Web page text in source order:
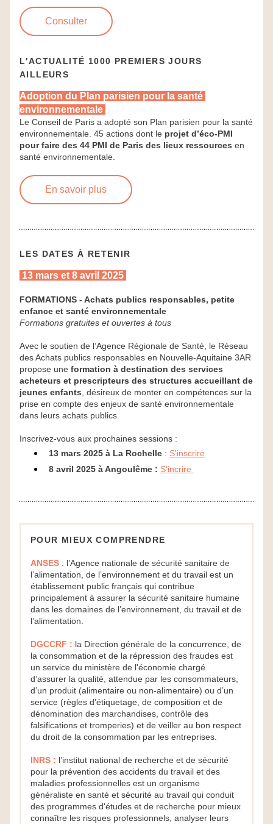
Consulter
L'ACTUALITÉ 1000 PREMIERS JOURS
AILLEURS
Adoption du Plan parisien pour la santé
environnementale
Le Conseil de Paris a adopté son Plan parisien pour la santé
environnementale. 45 actions dont le projet d’éco-PMI
pour faire des 44 PMI de Paris des lieux ressources en
santé environnementale.
En savoir plus
LES DATES À RETENIR
13 mars et 8 avril 2025
FORMATIONS - Achats publics responsables, petite
enfance et santé environnementale
Formations gratuites et ouvertes à tous
Avec le soutien de l’Agence Régionale de Santé, le Réseau
des Achats publics responsables en Nouvelle-Aquitaine 3AR
propose une formation à destination des services
acheteurs et prescripteurs des structures accueillant de
jeunes enfants , désireux de monter en compétences sur la
prise en compte des enjeux de santé environnementale
dans leurs achats publics.
Inscrivez-vous aux prochaines sessions :
13 mars 2025 à La Rochelle : S'inscrire
8 avril 2025 à Angoulême : S'incrire
POUR MIEUX COMPRENDRE
ANSES : l’Agence nationale de sécurité sanitaire de
l’alimentation, de l’environnement et du travail est un
établissement public français qui contribue
principalement à assurer la sécurité sanitaire humaine
dans les domaines de l’environnement, du travail et de
l’alimentation.
DGCCRF : la Direction générale de la concurrence, de
la consommation et de la répression des fraudes est
un service du ministère de l'économie chargé
d’assurer la qualité, attendue par les consommateurs,
d’un produit (alimentaire ou non-alimentaire) ou d’un
service (règles d'étiquetage, de composition et de
dénomination des marchandises, contrôle des
falsifications et tromperies) et de veiller au bon respect
du droit de la consommation par les entreprises.
INRS : l’institut national de recherche et de sécurité
pour la prévention des accidents du travail et des
maladies professionnelles est un organisme
généraliste en santé et sécurité au travail qui conduit
des programmes d'études et de recherche pour mieux
connaître les risques professionnels, analyser leurs